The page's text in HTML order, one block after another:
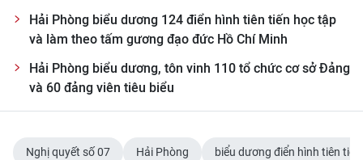
Hải Phòng biểu dương 124 điển hình tiên tiến học tập
và làm theo tấm gương đạo đức Hồ Chí Minh
Hải Phòng biểu dương, tôn vinh 110 tổ chức cơ sở Đảng
và 60 đảng viên tiêu biểu
Nghị quyết số 07 Hải Phòng biểu dương điển hình tiên tiến